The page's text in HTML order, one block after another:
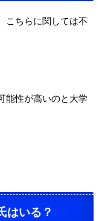
こちらに関しては不
能性が高いのと大学
はいる？